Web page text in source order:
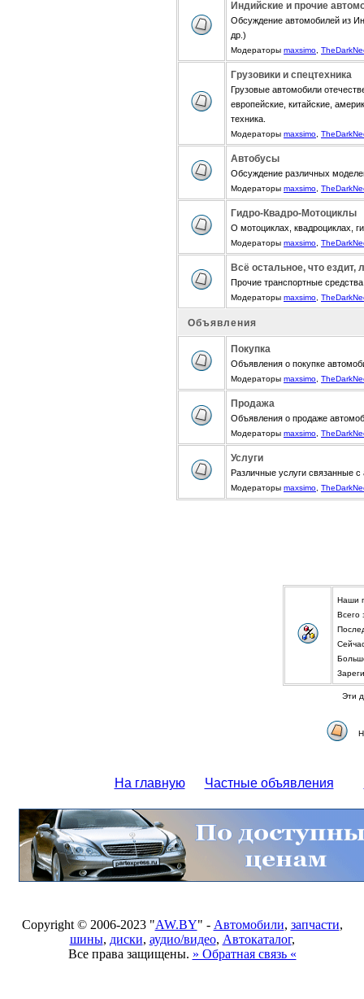
Индийские и прочие
Обсуждение автомобилей из
др.)
Модераторы maxsimo
Грузовики и спецтехника
Грузовые автомобили
европейские, китайские,
техника.
Модераторы maxsimo
Автобусы
Обсуждение различных
Модераторы maxsimo
Гидро-Квадро-Мотоциклы
О мотоциклах, квадроциклах,
Модераторы maxsimo
Всё остальное, что ездит,
Прочие транспортные средства
Модераторы maxsimo
Объявления
Покупка
Объявления о покупке
Модераторы maxsimo
Продажа
Объявления о продаже
Модераторы maxsimo
Услуги
Различные услуги связанные с
Модераторы maxsimo
Наши
Всего
Эти
На главную Частные объявления
Copyright © 2006-2023 "AW.BY" - Автомобили, запчасти,
шины, диски, аудио/видео, Автокаталог,
Все права защищены. » Обратная связь «